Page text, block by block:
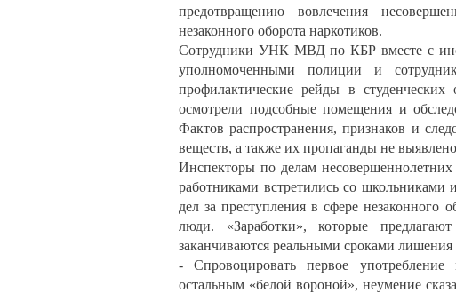
предотвращению вовлечения
незаконного оборота наркотиков.
Сотрудники УНК МВД по КБР вместе с
уполномоченными полиции и
профилактические рейды в
осмотрели подсобные помещения и
Фактов распространения, признаков и
веществ, а также их пропаганды не
Инспекторы по делам
работниками встретились со
дел за преступления в сфере незаконного
люди. «Заработки», которые
заканчиваются реальными сроками лишения
- Спровоцировать первое
остальным «белой вороной», неумение